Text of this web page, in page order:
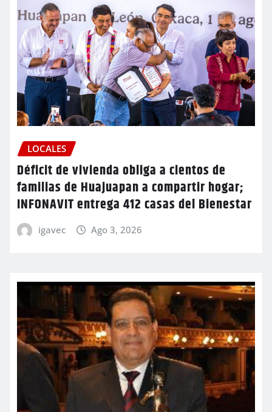
LOCALES
Déficit de vivienda obliga a cientos de
familias de Huajuapan a compartir hogar;
INFONAVIT entrega 412 casas del Bienestar
igavec Ago 3, 2026